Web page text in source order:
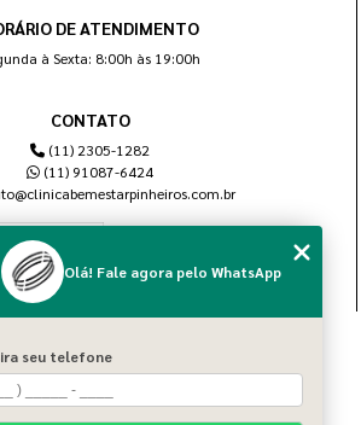
DE ATENDIMENTO
à Sexta: 8:00h às 19:00h
CONTATO
(11) 2305-1282
(11) 91087-6424
Home
Sobre nós
Olá! Fale agora pelo WhatsApp
seu telefone